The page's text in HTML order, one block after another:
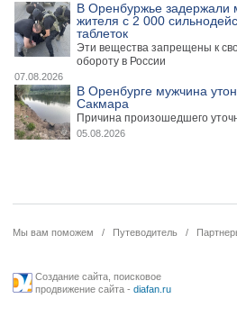
В Оренбуржье задержали
жителя с 2 000
таблеток
Эти вещества запрещены к
обороту в России
07.08.2026
В Оренбурге мужчина
Сакмара
Причина произошедшего
05.08.2026
Мы вам поможем / Путеводитель /
Создание сайта, поисковое
продвижение сайта- diafan.ru